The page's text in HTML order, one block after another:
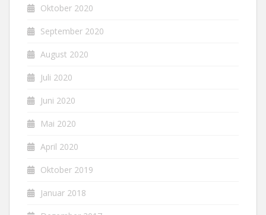
Oktober 2020
September 2020
August 2020
Juli 2020
Juni 2020
Mai 2020
April 2020
Oktober 2019
Januar 2018